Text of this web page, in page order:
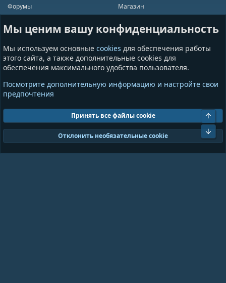
Форумы
Мини-чат
Ресурсы
Сообщества
Магазин
Лотереи
Приложения
Информация
Условия и правила
Политика конфиденциальности
Помощь
Разное
Общая информация
Пожертвования
GrayAndBlue (Dark)
Ширина Запросов 18 Время 0.0940s Память 11.01MB
Мы ценим вашу конфиденциальность
Мы используем основные cookies для обеспечения работы
этого сайта, а также дополнительные cookies для
обеспечения максимального удобства пользователя.
Посмотрите дополнительную информацию и настройте свои
предпочтения
Принять все файлы cookie
Отклонить необязательные cookie